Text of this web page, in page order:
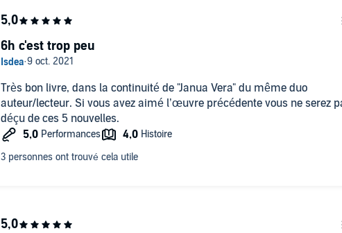
Très bon livre, dans la continuité de "Janua Vera" du même duo
auteur/lecteur. Si vous avez aimé l’œuvre précédente vous ne serez
déçu de ces 5 nouvelles.
6h c'est trop peu